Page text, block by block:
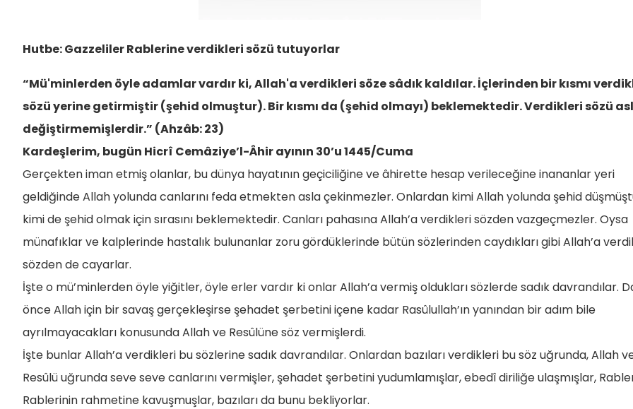
Hutbe: Gazzeliler Rablerine verdikleri sözü tutuyorlar
“Mü'minlerden öyle adamlar vardır ki, Allah'a verdikleri söze sâdık kaldılar. İçlerinden bir kısmı
sözü yerine getirmiştir (şehid olmuştur). Bir kısmı da (şehid olmayı) beklemektedir. Verdikleri sözü
değiştirmemişlerdir.” (Ahzâb: 23)
Kardeşlerim, bugün Hicrî Cemâziye’l-Âhir ayının 30’u 1445/Cuma
Gerçekten iman etmiş olanlar, bu dünya hayatının geçiciliğine ve âhirette hesap verileceğine inananlar yeri
geldiğinde Allah yolunda canlarını feda etmekten asla çekinmezler. Onlardan kimi Allah yolunda şehid
kimi de şehid olmak için sırasını beklemektedir. Canları pahasına Allah’a verdikleri sözden vazgeçmezler. Oysa
münafıklar ve kalplerinde hastalık bulunanlar zoru gördüklerinde bütün sözlerinden caydıkları gibi Allah’a
sözden de cayarlar.
İşte o mü’minlerden öyle yiğitler, öyle erler vardır ki onlar Allah’a vermiş oldukları sözlerde sadık davrandılar.
önce Allah için bir savaş gerçekleşirse şehadet şerbetini içene kadar Rasûlullah’ın yanından bir adım bile
ayrılmayacakları konusunda Allah ve Resûlüne söz vermişlerdi.
İşte bunlar Allah’a verdikleri bu sözlerine sadık davrandılar. Onlardan bazıları verdikleri bu söz uğrunda, Allah
Resûlü uğrunda seve seve canlarını vermişler, şehadet şerbetini yudumlamışlar, ebedî diriliğe ulaşmışlar,
Rablerinin rahmetine kavuşmuşlar, bazıları da bunu bekliyorlar.